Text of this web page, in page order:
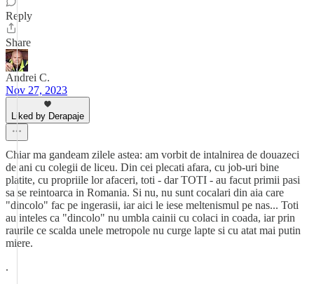
Reply
Share
Andrei C.
Nov 27, 2023
Liked by Derapaje
Chiar ma gandeam zilele astea: am vorbit de intalnirea de douazeci
de ani cu colegii de liceu. Din cei plecati afara, cu job-uri bine
platite, cu propriile lor afaceri, toti - dar TOTI - au facut primii pasi
sa se reintoarca in Romania. Si nu, nu sunt cocalari din aia care
"dincolo" fac pe ingerasii, iar aici le iese meltenismul pe nas... Toti
au inteles ca "dincolo" nu umbla cainii cu colaci in coada, iar prin
raurile ce scalda unele metropole nu curge lapte si cu atat mai putin
miere.
.